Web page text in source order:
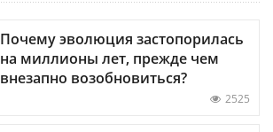
Почему эволюция застопорилась
на миллионы лет, прежде чем
внезапно возобновиться?
2525